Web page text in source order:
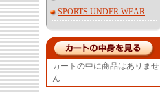
SPORTS UNDER WEAR
カートの中に商品はありませ
ん